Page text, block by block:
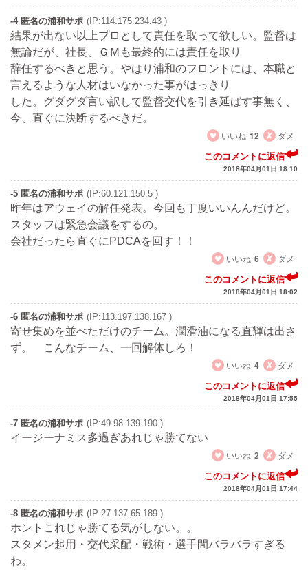
-4 匿名の浦和サポ (IP:114.175.234.43 )
結果が出ない以上プロとして責任を取って欲しい。監督は
無論だが、社長、ＧＭも最終的には責任を取り
辞任するべきと思う。やはり浦和のフロントには、本職と
言えるような人材はいなかった事がはっきり
した。グダグダ言い訳して監督交代を引き延ばす事無く、
今、直ぐに決断するべきだ。
いいね 12 ダメ
このコメントに返信
2018年04月01日 18:10
-5 匿名の浦和サポ (IP:60.121.150.5 )
昨年はアウェイの解任発表。今回も丁度いいんんだけど。
スタッフは緊急会議をするの。
会社だったら直ぐにPDCAを回す！！
いいね 6 ダメ
このコメントに返信
2018年04月01日 18:02
-6 匿名の浦和サポ (IP:113.197.138.167 )
寄せ集めを並べただけのチーム。潤滑油になる直輝は出さ
ず。 こんなチーム、一回解体しろ！
いいね 4 ダメ
このコメントに返信
2018年04月01日 17:55
-7 匿名の浦和サポ (IP:49.98.139.190 )
イージーナミス多過ぎあれじゃ勝てない
いいね 2 ダメ
このコメントに返信
2018年04月01日 17:44
-8 匿名の浦和サポ (IP:27.137.65.189 )
ホントこれじゃ勝てる気がしない。。
スタメン起用・交代采配・戦術・選手間バラバラすぎる
わ。